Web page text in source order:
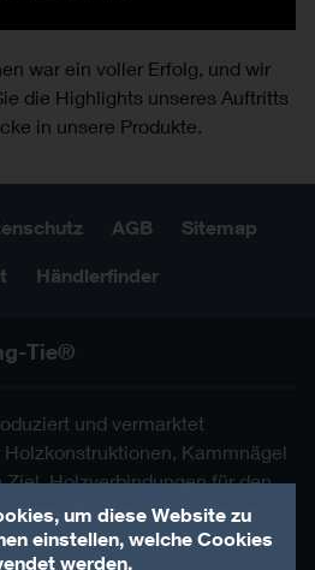
war ein voller Erfolg, und wir
die Highlights unseres Auftritts
in unsere Produkte.
AGB Sitemap
Händlerfinder
Tie®
und vermarktet
Kammnägel
Holzverbindungen für den
stabiler und effizienter zu
um diese Website zu
einstellen, welche Cookies
werden.